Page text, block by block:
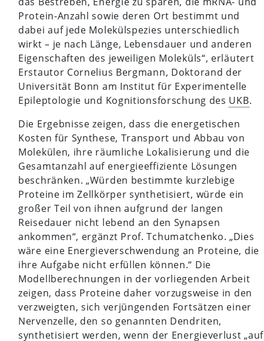
Protein-Anzahl sowie deren Ort bestimmt und
dabei auf jede Molekülspezies unterschiedlich
wirkt – je nach Länge, Lebensdauer und anderen
Eigenschaften des jeweiligen Moleküls“, erläutert
Erstautor Cornelius Bergmann, Doktorand der
Universität Bonn am Institut für Experimentelle
Epileptologie und Kognitionsforschung des UKB.
Die Ergebnisse zeigen, dass die energetischen
Kosten für Synthese, Transport und Abbau von
Molekülen, ihre räumliche Lokalisierung und die
Gesamtanzahl auf energieeffiziente Lösungen
beschränken. „Würden bestimmte kurzlebige
Proteine im Zellkörper synthetisiert, würde ein
großer Teil von ihnen aufgrund der langen
Reisedauer nicht lebend an den Synapsen
ankommen“, ergänzt Prof. Tchumatchenko. „Dies
wäre eine Energieverschwendung an Proteine, die
ihre Aufgabe nicht erfüllen können.“ Die
Modellberechnungen in der vorliegenden Arbeit
zeigen, dass Proteine daher vorzugsweise in den
verzweigten, sich verjüngenden Fortsätzen einer
Nervenzelle, den so genannten Dendriten,
synthetisiert werden, wenn der Energieverlust „auf